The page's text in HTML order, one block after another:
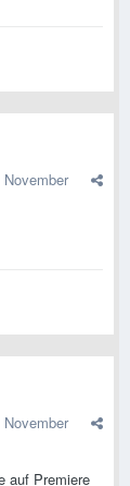
November
November
auf Premiere